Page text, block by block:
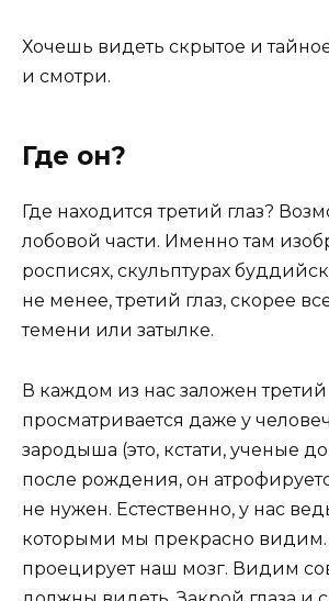
Хочешь видеть скрытое и
и смотри.
Где он?
Где находится третий глаз?
лобовой части. Именно там
росписях, скульптурах
не менее, третий глаз, скорее
темени или затылке.
В каждом из нас заложен третий
просматривается даже у
зародыша (это, кстати, ученые
после рождения, он
не нужен. Естественно, у нас
которыми мы прекрасно видим.
проецирует наш мозг. Видим